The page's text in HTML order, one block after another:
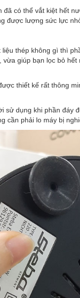
có thể vắt kiệt hết
được lượng sức lực
thép không gì thì
vừa giúp bạn lọc bỏ
thiết kế rất thông
sử dụng khi phần đáy
cần phải lo máy bị